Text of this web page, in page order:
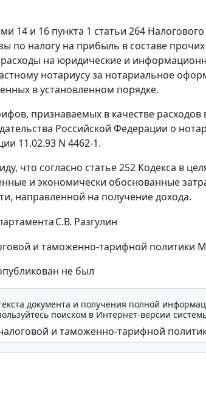
14 и 16 пункта 1 статьи 264
по налогу на прибыль в составе
на юридические и
нотариусу за нотариальное
в установленном порядке.
признаваемых в качестве
Российской Федерации о
11.02.93 N 4462-1.
что согласно статье 252 Кодекса в
и экономически обоснованные
направленной на получение дохода.
С.В. Разгулин
и таможенно-тарифной политики
не был
документа и получения полной
поиском в Интернет-версии